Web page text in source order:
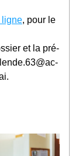
ligne, pour le
et la pré-